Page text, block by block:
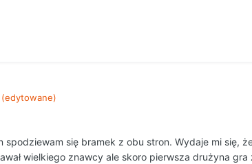
(edytowane)
spodziewam się bramek z obu stron. Wydaje mi się,
wielkiego znawcy ale skoro pierwsza drużyna